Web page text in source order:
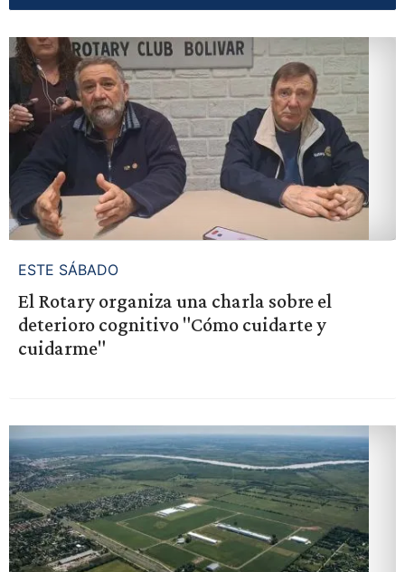
ESTE SÁBADO
El Rotary organiza una charla sobre el
deterioro cognitivo "Cómo cuidarte y
cuidarme"